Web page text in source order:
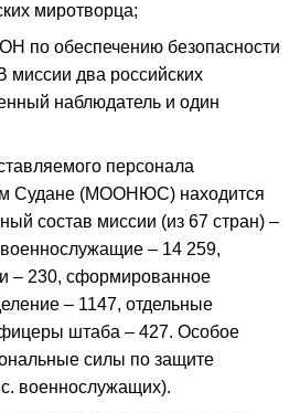
миротворца;
по обеспечению безопасности
два российских
наблюдатель и один
персонала
Судане (МООНЮС) находится
состав миссии (из 67 стран) –
– 14 259,
– 230, сформированное
– 1147, отдельные
штаба – 427. Особое
силы по защите
военнослужащих).